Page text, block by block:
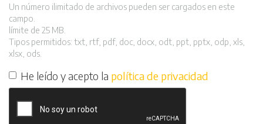
Un número ilimitado de archivos pueden ser cargados en este
campo.
límite de 25 MB.
Tipos permitidos: txt, rtf, pdf, doc, docx, odt, ppt, pptx, odp, xls,
xlsx, ods.
He leído y acepto la política de privacidad